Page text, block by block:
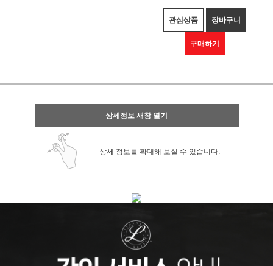
관심상품 장바구니
구매하기
상세정보 새창 열기
상세 정보를 확대해 보실 수 있습니다.